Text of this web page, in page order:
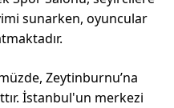
sunarken, oyuncular
Zeytinburnu’na
İstanbul'un merkezi